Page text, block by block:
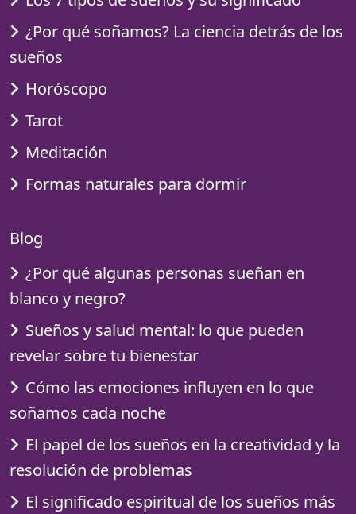
¿Por qué soñamos? La ciencia detrás de los
sueños
Horóscopo
Tarot
Meditación
Formas naturales para dormir
Blog
¿Por qué algunas personas sueñan en
blanco y negro?
Sueños y salud mental: lo que pueden
revelar sobre tu bienestar
Cómo las emociones influyen en lo que
soñamos cada noche
El papel de los sueños en la creatividad y la
resolución de problemas
El significado espiritual de los sueños más